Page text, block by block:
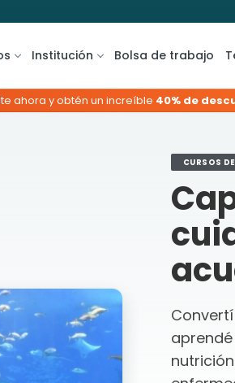
Institución Bolsa de trabajo
ahora y obtén un increíble 40% de
CURSOS